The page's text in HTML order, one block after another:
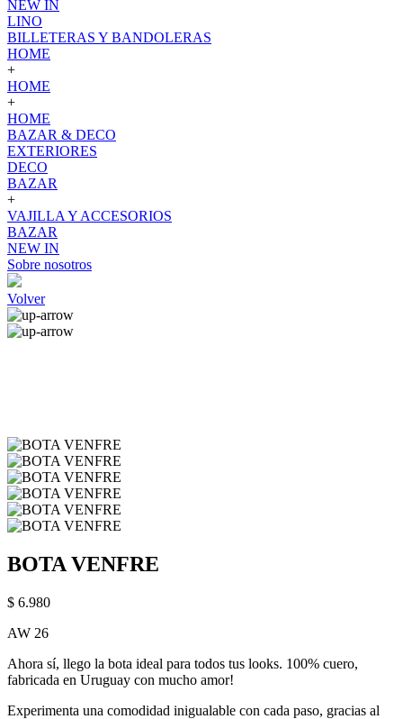
NEW IN
LINO
BILLETERAS Y BANDOLERAS
HOME
+
HOME
+
HOME
BAZAR & DECO
EXTERIORES
DECO
BAZAR
+
VAJILLA Y ACCESORIOS
BAZAR
NEW IN
Sobre nosotros
Volver
BOTA VENFRE
$ 6.980
AW 26
Ahora sí, llego la bota ideal para todos tus looks. 100% cuero,
fabricada en Uruguay con mucho amor!
Experimenta una comodidad inigualable con cada paso, gracias al